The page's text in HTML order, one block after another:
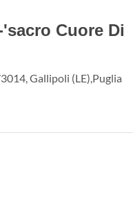
Cuore Di
Gallipoli (LE),Puglia